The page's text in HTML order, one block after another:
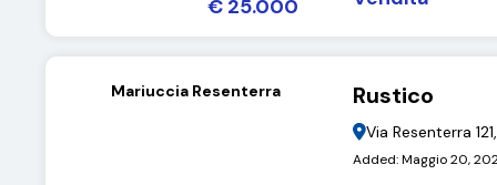
€ 25.000
Mariuccia Resenterra Rustico
Via Resenterra
Added:Maggio 20,